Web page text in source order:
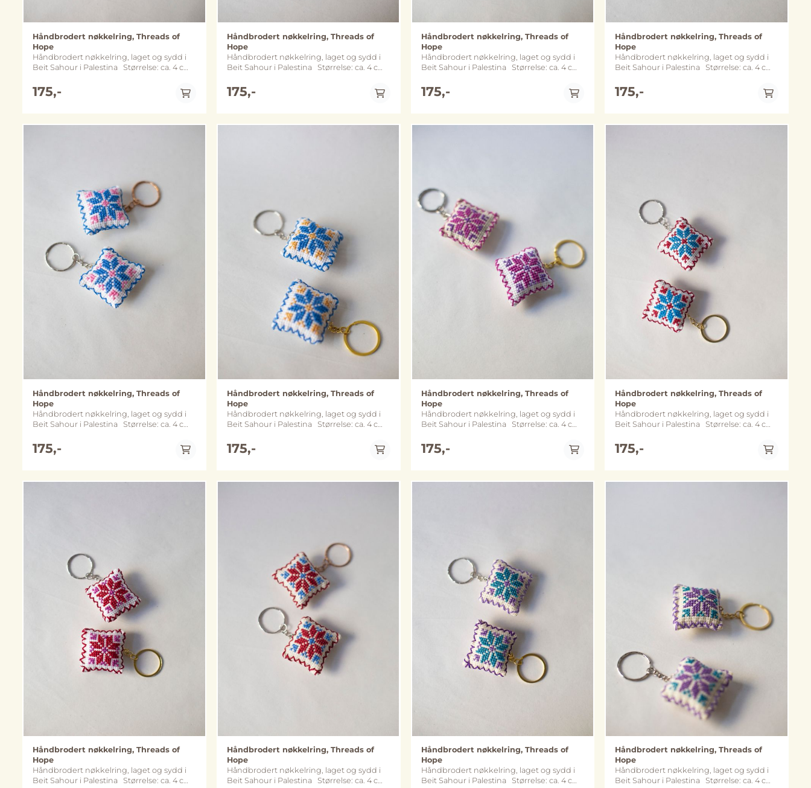
Håndbrodert nøkkelring, Threads of
Hope
Håndbrodert nøkkelring, laget og sydd i
Beit Sahour i Palestina Størrelse: ca. 4 cm
varierer mellom sølv- og gullfarget variant
(merk at fargene kan avvike noe fra
175,-
Håndbrodert nøkkelring, Threads of
Hope
Håndbrodert nøkkelring, laget og sydd i
Beit Sahour i Palestina Størrelse: ca. 4 cm
varierer mellom sølv- og gullfarget variant
(merk at fargene kan avvike noe fra
175,-
Håndbrodert nøkkelring, Threads of
Hope
Håndbrodert nøkkelring, laget og sydd i
Beit Sahour i Palestina Størrelse: ca. 4 cm
varierer mellom sølv- og gullfarget variant
(merk at fargene kan avvike noe fra
175,-
Håndbrodert nøkkelring, Threads of
Hope
Håndbrodert nøkkelring, laget og sydd i
Beit Sahour i Palestina Størrelse: ca. 4 cm
varierer mellom sølv- og gullfarget variant
(merk at fargene kan avvike noe fra
175,-
Håndbrodert nøkkelring, Threads of
Hope
Håndbrodert nøkkelring, laget og sydd i
Beit Sahour i Palestina Størrelse: ca. 4 cm
varierer mellom sølv- og gullfarget variant
(merk at fargene kan avvike noe fra
175,-
Håndbrodert nøkkelring, Threads of
Hope
Håndbrodert nøkkelring, laget og sydd i
Beit Sahour i Palestina Størrelse: ca. 4 cm
varierer mellom sølv- og gullfarget variant
(merk at fargene kan avvike noe fra
175,-
Håndbrodert nøkkelring, Threads of
Hope
Håndbrodert nøkkelring, laget og sydd i
Beit Sahour i Palestina Størrelse: ca. 4 cm
varierer mellom sølv- og gullfarget variant
(merk at fargene kan avvike noe fra
175,-
Håndbrodert nøkkelring, Threads of
Hope
Håndbrodert nøkkelring, laget og sydd i
Beit Sahour i Palestina Størrelse: ca. 4 cm
varierer mellom sølv- og gullfarget variant
(merk at fargene kan avvike noe fra
175,-
Håndbrodert nøkkelring, Threads of
Hope
Håndbrodert nøkkelring, laget og sydd i
Beit Sahour i Palestina Størrelse: ca. 4 cm
Håndbrodert nøkkelring, Threads of
Hope
Håndbrodert nøkkelring, laget og sydd i
Beit Sahour i Palestina Størrelse: ca. 4 cm
Håndbrodert nøkkelring, Threads of
Hope
Håndbrodert nøkkelring, laget og sydd i
Beit Sahour i Palestina Størrelse: ca. 4 cm
Håndbrodert nøkkelring, Threads of
Hope
Håndbrodert nøkkelring, laget og sydd i
Beit Sahour i Palestina Størrelse: ca. 4 cm